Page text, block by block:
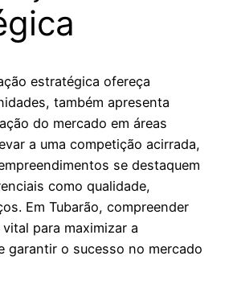
estratégica ofereça
também apresenta
do mercado em áreas
a uma competição acirrada,
se destaquem
como qualidade,
Em Tubarão, compreender
para maximizar a
garantir o sucesso no mercado